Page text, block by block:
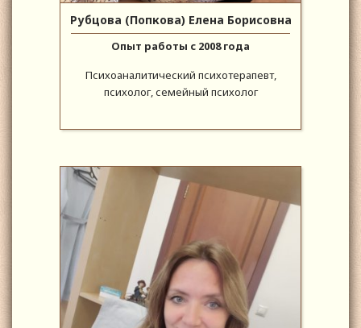
Рубцова (Попкова) Елена Борисовна
Опыт работы с 2008 года
Психоаналитический психотерапевт,
психолог, семейный психолог